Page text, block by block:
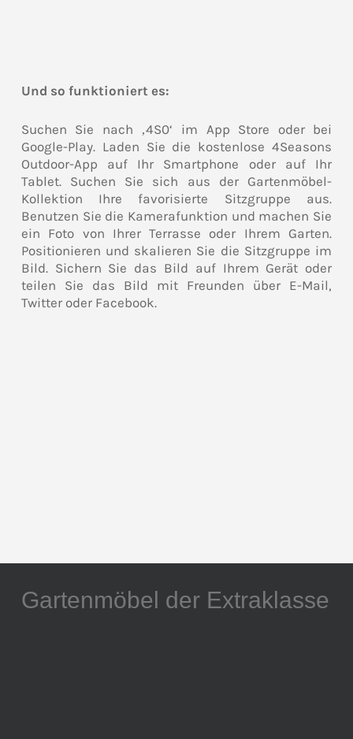
Und so funktioniert es:
Suchen Sie nach ‚4S0‘ im App Store oder bei
Google-Play. Laden Sie die kostenlose 4Seasons
Outdoor-App auf Ihr Smartphone oder auf Ihr
Tablet. Suchen Sie sich aus der Gartenmöbel-
Kollektion Ihre favorisierte Sitzgruppe aus.
Benutzen Sie die Kamerafunktion und machen Sie
ein Foto von Ihrer Terrasse oder Ihrem Garten.
Positionieren und skalieren Sie die Sitzgruppe im
Bild. Sichern Sie das Bild auf Ihrem Gerät oder
teilen Sie das Bild mit Freunden über E-Mail,
Twitter oder Facebook.
Gartenmöbel der Extraklasse